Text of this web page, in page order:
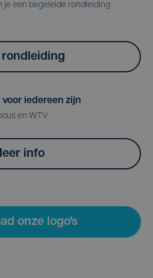
je een begeleide rondleiding
rondleiding
voor iedereen zijn
en WTV
info
onze logo's